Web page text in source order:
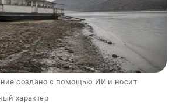
создано с помощью ИИ и носит
характер